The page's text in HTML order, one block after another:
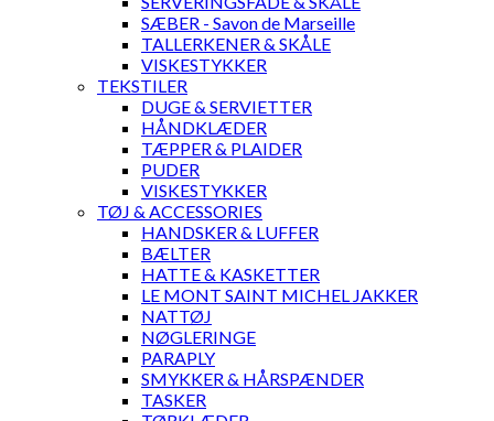
SÆBER - Savon de Marseille
TALLERKENER & SKÅLE
VISKESTYKKER
TEKSTILER
DUGE & SERVIETTER
HÅNDKLÆDER
TÆPPER & PLAIDER
PUDER
VISKESTYKKER
TØJ & ACCESSORIES
HANDSKER & LUFFER
BÆLTER
HATTE & KASKETTER
LE MONT SAINT MICHEL JAKKER
NATTØJ
NØGLERINGE
PARAPLY
SMYKKER & HÅRSPÆNDER
TASKER